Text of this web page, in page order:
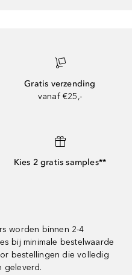
Gratis verzending
vanaf €25,-
Kies 2 gratis samples**
worden binnen 2-4
bij minimale bestelwaarde
bestellingen die volledig
geleverd.